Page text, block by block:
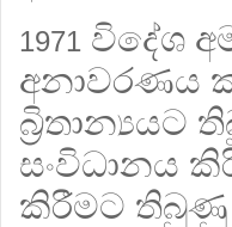
1971 විදේශ
අනාවරණය
බ්‍රිතාන්‍යයට
සංවිධානය
කිරීමට තිබුණු